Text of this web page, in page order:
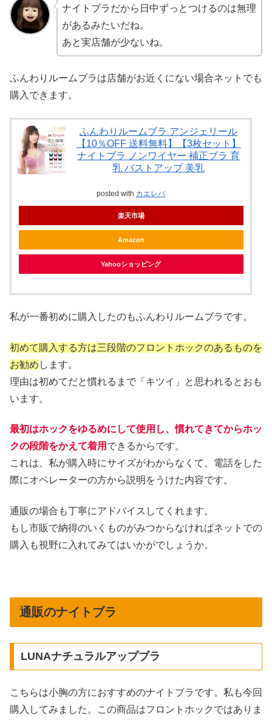
ナイトブラだから日中ずっとつけるのは無理
があるみたいだね。
あと実店舗が少ないね。
ふんわりルームブラは店舗がお近くにない場合ネットでも
購入できます。
ふんわりルームブラ アンジェリール
【10％OFF 送料無料】【3枚セット】
ナイトブラ ノンワイヤー 補正ブラ 育
乳 バストアップ 美乳
posted with カエレバ
楽天市場
Amazon
Yahooショッピング
私が一番初めに購入したのもふんわりルームブラです。
初めて購入する方は三段階のフロントホックのあるものを
お勧め します。
理由は初めてだと慣れるまで「キツイ」と思われるとおも
います。
最初はホックをゆるめにして使用し、慣れてきてからホッ
クの段階をかえて着用 できるからです。
これは、私が購入時にサイズがわからなくて、電話をした
際にオペレーターの方から説明をうけた内容です。
通販の場合も丁寧にアドバイスしてくれます。
もし市販で納得のいくものがみつからなければネットでの
購入も視野に入れてみてはいかがでしょうか。
通販のナイトブラ
LUNAナチュラルアップブラ
こちらは小胸の方におすすめのナイトブラです。私も今回
購入してみました。この商品はフロントホックではありま